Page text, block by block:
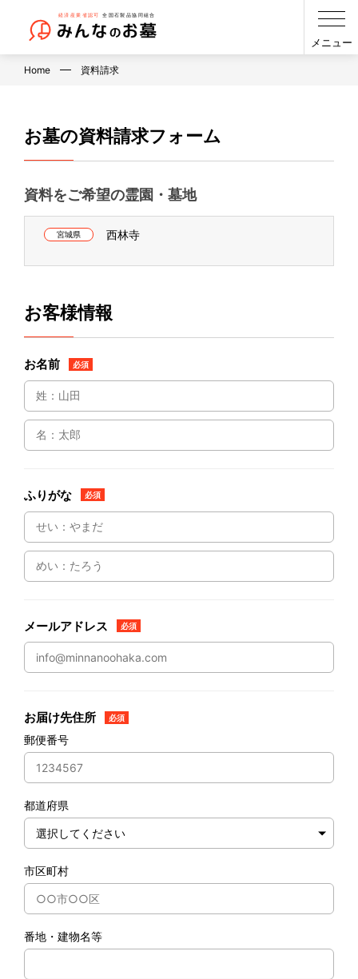
メニュー
Home 資料請求
お墓の資料請求フォーム
資料をご希望の霊園・墓地
宮城県 西林寺
お客様情報
お名前 必須
ふりがな 必須
メールアドレス 必須
お届け先住所 必須
郵便番号
都道府県
市区町村
番地・建物名等